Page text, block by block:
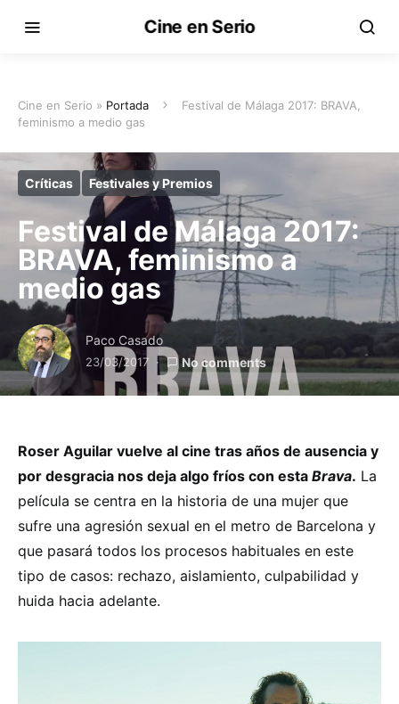
Cine en Serio
Cine en Serio » Portada
Festival de Málaga 2017: BRAVA,
feminismo a medio gas
Críticas Festivales y Premios
Festival de Málaga 2017:
BRAVA, feminismo a
medio gas
Paco Casado
23/03/2017 No comments
Roser Aguilar vuelve al cine tras años de ausencia y
por desgracia nos deja algo fríos con esta Brava. La
película se centra en la historia de una mujer que
sufre una agresión sexual en el metro de Barcelona y
que pasará todos los procesos habituales en este
tipo de casos: rechazo, aislamiento, culpabilidad y
huida hacia adelante.